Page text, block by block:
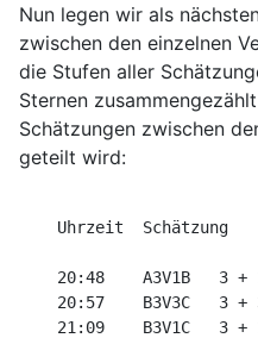
Nun legen wir als
zwischen den einzelnen
die Stufen aller
Sternen
Schätzungen zwischen
geteilt wird:
Uhrzeit  Schätzung
20:48    A3V1B   3 +
20:57    B3V3C   3 +
21:09    B3V1C   3 +